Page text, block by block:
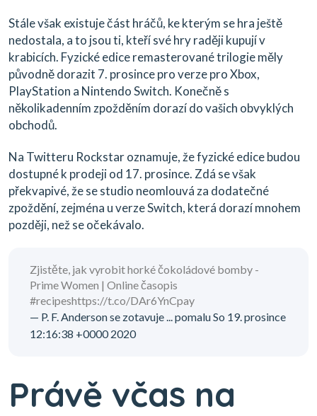
Stále však existuje část hráčů, ke kterým se hra ještě
nedostala, a to jsou ti, kteří své hry raději kupují v
krabicích. Fyzické edice remasterované trilogie měly
původně dorazit 7. prosince pro verze pro Xbox,
PlayStation a Nintendo Switch. Konečně s
několikadenním zpožděním dorazí do vašich obvyklých
obchodů.
Na Twitteru Rockstar oznamuje, že fyzické edice budou
dostupné k prodeji od 17. prosince. Zdá se však
překvapivé, že se studio neomlouvá za dodatečné
zpoždění, zejména u verze Switch, která dorazí mnohem
později, než se očekávalo.
Zjistěte, jak vyrobit horké čokoládové bomby -
Prime Women | Online časopis
#recipeshttps://t.co/DAr6YnCpay
— P. F. Anderson se zotavuje ... pomalu So 19. prosince
12:16:38 +0000 2020
Právě včas na